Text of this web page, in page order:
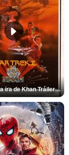
Star Trek II: la ira de Khan Tráiler VO